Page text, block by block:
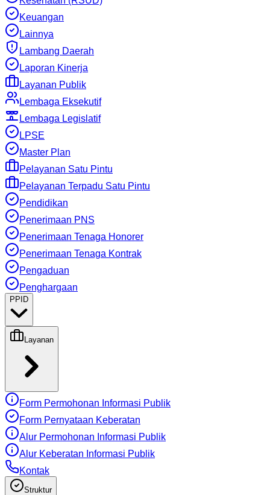
Keuangan
Lainnya
Lambang Daerah
Laporan Kinerja
Layanan Publik
Lembaga Eksekutif
Lembaga Legislatif
LPSE
Master Plan
Pelayanan Satu Pintu
Pelayanan Terpadu Satu Pintu
Pendidikan
Penerimaan PNS
Penerimaan Tenaga Honorer
Penerimaan Tenaga Kontrak
Pengaduan
Penghargaan
PPID
Layanan
Form Permohonan Informasi Publik
Form Pernyataan Keberatan
Alur Permohonan Informasi Publik
Alur Keberatan Informasi Publik
Kontak
Struktur